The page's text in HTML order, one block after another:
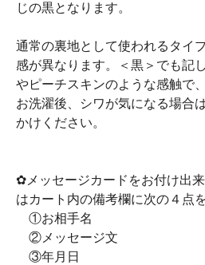
じの黒となります。
通常の裏地として使われるタイ
感が異なります。＜黒＞でも記
やピーチスキンのような感触で
お洗濯後、シワが気になる場合
かけください。
✿メッセージカードをお付け出
はカート内の備考欄に次の４点
①お相手名
②メッセージ文
③年月日